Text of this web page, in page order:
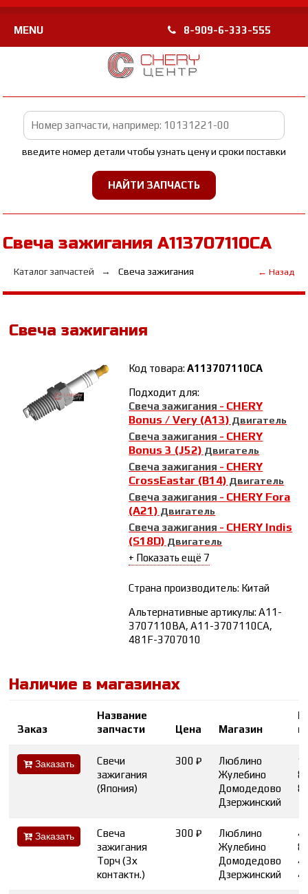
MENU 8-909-6-333-555
введите номер детали чтобы узнать цену и сроки поставки
Свеча зажигания A113707110CA
Каталог запчастей Свеча зажигания ← Назад
Свеча зажигания
Код товара:A113707110CA
Подходит для:
Свеча зажигания - CHERY
Bonus / Very (A13) Двигатель
Свеча зажигания - CHERY
Bonus 3 (J52) Двигатель
Свеча зажигания - CHERY
CrossEastar (B14) Двигатель
Свеча зажигания - CHERY Fora
(A21) Двигатель
Свеча зажигания - CHERY Indis
(S18D) Двигатель
+ Показать ещё 7
Страна производитель: Китай
Альтернативные артикулы: A11-
3707110BA, A11-3707110CA,
481F-3707010
Наличие в магазинах
Заказ
Название
запчасти
Цена Магазин
Заказать
Свечи
зажигания
(Япония)
300 ₽
Люблино
Жулебино
Домодедово
Дзержинский
8
8
Заказать
Свеча
зажигания
Торч (3х
контактн.)
300 ₽
Люблино
Жулебино
Домодедово
Дзержинский
4
8
4
4